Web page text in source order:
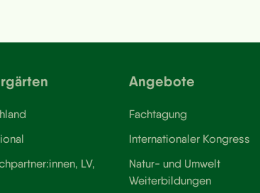
LV,
Angebote
Fachtagung
Internationaler Kongress
Natur- und Umwelt
Weiterbildungen